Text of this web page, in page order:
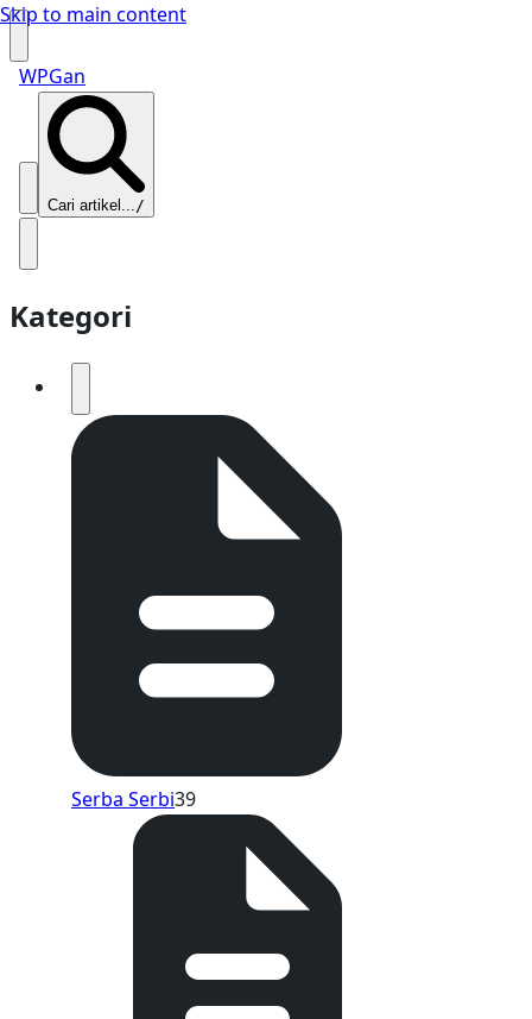
Skip to main content
WPGan
Cari artikel.../
Kategori
Serba Serbi39